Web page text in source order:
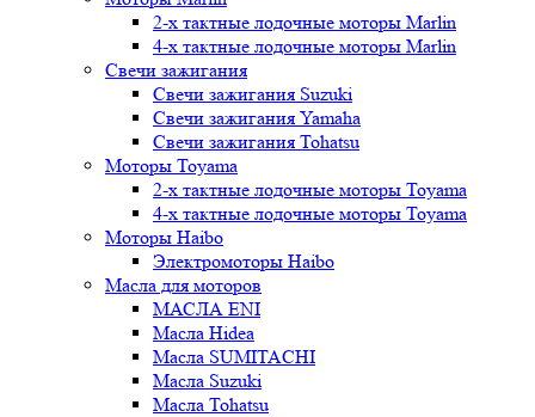
2-х тактные лодочные моторы Marlin
4-х тактные лодочные моторы Marlin
Свечи зажигания
Свечи зажигания Suzuki
Свечи зажигания Yamaha
Свечи зажигания Tohatsu
Моторы Toyama
2-х тактные лодочные моторы Toyama
4-х тактные лодочные моторы Toyama
Моторы Haibo
Электромоторы Haibo
Масла для моторов
МАСЛА ENI
Масла Hidea
Масла SUMITACHI
Масла Suzuki
Масла Tohatsu